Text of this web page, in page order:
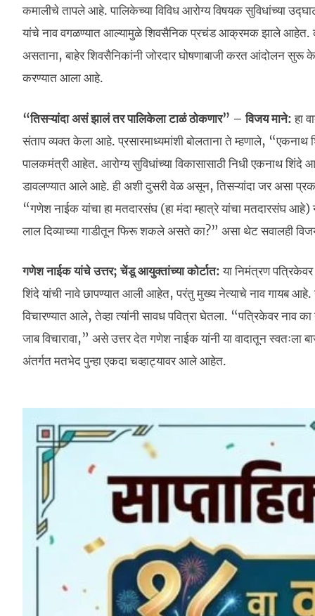
कमालीचे तापले आहे. पालिकेच्या विविध आरोग्य विषयक सुविधांच्या
यांचे नाव वगळण्यात आल्यामुळे शिवसैनिक प्रचंड आक्रमक झाले आहेत.
असताना, बाहेर शिवसैनिकांनी जोरदार घोषणाबाजी करत आंदोलन सुरू
करण्यात आला आहे.
“तिसऱ्यांदा असं झालं तर पालिकेला टाळं ठोकणार” – विजय माने:हा
संताप व्यक्त केला आहे. प्रसारमाध्यमांशी बोलताना ते म्हणाले, “एकनाथ
पालकमंत्री आहेत. आरोग्य सुविधांच्या विकासासाठी निधी एकनाथ
डावलण्यात आले आहे. ही अशी दुसरी वेळ असून, तिसऱ्यांदा जर असा
“गणेश नाईक यांचा हा मतदारसंघ (हा मंदा म्हात्रे यांचा मतदारसंघ
लाल दिव्याच्या गाडीतून फिरू शकले असते का?” असा थेट सवालही
गणेश नाईक यांचे उत्तर; चेंडू आयुक्तांच्या कोर्टात:या निमंत्रण
शिंदे यांची नावे छापण्यात आली आहेत, परंतु मुख्य नेत्याचे नाव गायब आहे.
विचारण्यात आले, तेव्हा त्यांनी सावध पवित्रा घेतला. “पत्रिकेवर नाव
जाब विचारावा,” असे उत्तर देत गणेश नाईक यांनी या वादातून स्वतःला
अंतर्गत मतभेद पुन्हा एकदा चव्हाट्यावर आले आहेत.